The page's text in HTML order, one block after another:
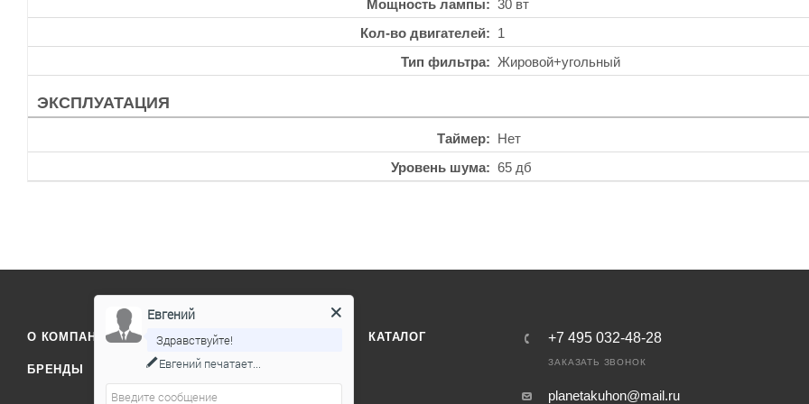
Мощность лампы
30 вт
Кол-во двигателей
1
Тип фильтра
Жировой+угольный
ЭКСПЛУАТАЦИЯ
Таймер
Нет
Уровень шума
65 дб
О КОМПАНИИ ОТЗЫВЫ КАТАЛОГ
БРЕНДЫ
+7 495 032-48-28
ЗАКАЗАТЬ ЗВОНОК
planetakuhon@mail.ru
Евгений
Здравствуйте!
Евгений печатает...